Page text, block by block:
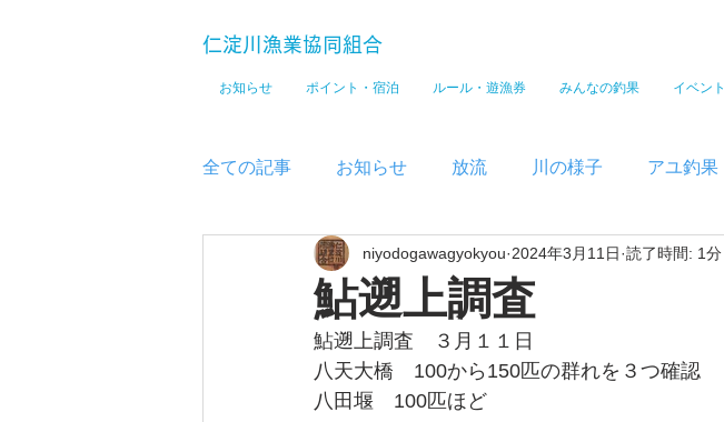
仁淀川漁業協同組合
お知らせ ポイント・宿泊 ルール・遊漁券 みんなの釣果 イベント
全ての記事 お知らせ 放流 川の様子 アユ釣果
メディア
鮎遡上調査
niyodogawagyokyou 2024年3月11日 読了時間: 1分
鮎遡上調査　３月１１日
八天大橋　100から150匹の群れを３つ確認
八田堰　100匹ほど